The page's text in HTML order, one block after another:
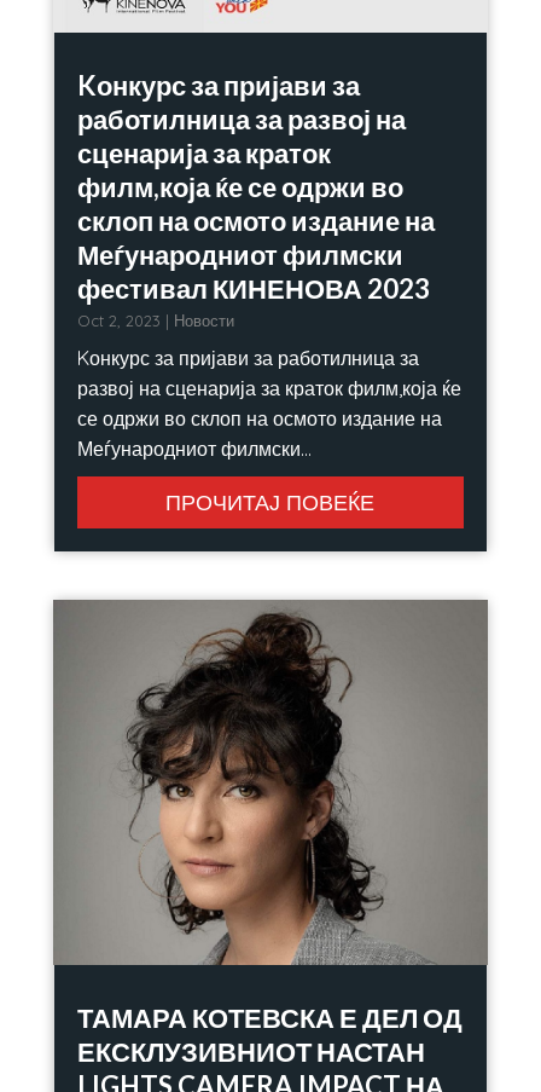
Kонкурс за пријави за
работилница за развој на
сценарија за краток
филм,која ќе се одржи во
склоп на осмото издание на
Меѓународниот филмски
фестивал КИНЕНОВА 2023
Oct 2, 2023 | Новости
Kонкурс за пријави за работилница за
развој на сценарија за краток филм,која ќе
се одржи во склоп на осмото издание на
Меѓународниот филмски...
ПРОЧИТАЈ ПОВЕЌЕ
ТАМАРА КОТЕВСКА Е ДЕЛ ОД
ЕКСКЛУЗИВНИОТ НАСТАН
LIGHTS CAMERA IMPACT НА